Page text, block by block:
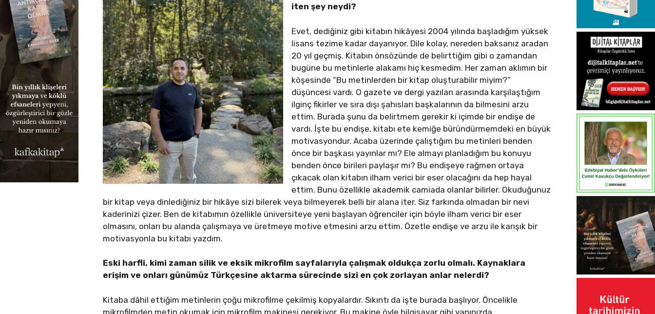
iten şey neydi?
Evet, dediğiniz gibi kitabın hikâyesi 2004 yılında başladığım yüksek
lisans tezime kadar dayanıyor. Dile kolay, nereden baksanız aradan
20 yıl geçmiş. Kitabın önsözünde de belirttiğim gibi o zamandan
bugüne bu metinlerle alakamı hiç kesmedim. Her zaman aklımın bir
köşesinde “Bu metinlerden bir kitap oluşturabilir miyim?”
düşüncesi vardı. O gazete ve dergi yazıları arasında karşılaştığım
ilginç fikirler ve sıra dışı şahısları başkalarının da bilmesini arzu
ettim. Burada şunu da belirtmem gerekir ki içimde bir endişe de
vardı. İşte bu endişe, kitabı ete kemiğe büründürmemdeki en büyük
motivasyondur. Acaba üzerinde çalıştığım bu metinleri benden
önce bir başkası yayınlar mı? Ele almayı planladığım bu konuyu
benden önce birileri paylaşır mı? Bu endişeye rağmen ortaya
çıkacak olan kitabın ilham verici bir eser olacağını da hep hayal
ettim. Bunu özellikle akademik camiada olanlar bilirler. Okuduğunuz
bir kitap veya dinlediğiniz bir hikâye sizi bilerek veya bilmeyerek belli bir alana iter. Siz farkında olmadan bir nevi
kaderinizi çizer. Ben de kitabımın özellikle üniversiteye yeni başlayan öğrenciler için böyle ilham verici bir eser
olmasını, onları bu alanda çalışmaya ve üretmeye motive etmesini arzu ettim. Özetle endişe ve arzu ile karışık bir
motivasyonla bu kitabı yazdım.
Eski harfli, kimi zaman silik ve eksik mikrofilm sayfalarıyla çalışmak oldukça zorlu olmalı. Kaynaklara
erişim ve onları günümüz Türkçesine aktarma sürecinde sizi en çok zorlayan anlar nelerdi?
Kitaba dâhil ettiğim metinlerin çoğu mikrofilme çekilmiş kopyalardır. Sıkıntı da işte burada başlıyor. Öncelikle
mikrofilmden metin okumak için mikrofilm makinesi gerekiyor. Bu makine öyle bilgisayar gibi yanınızda